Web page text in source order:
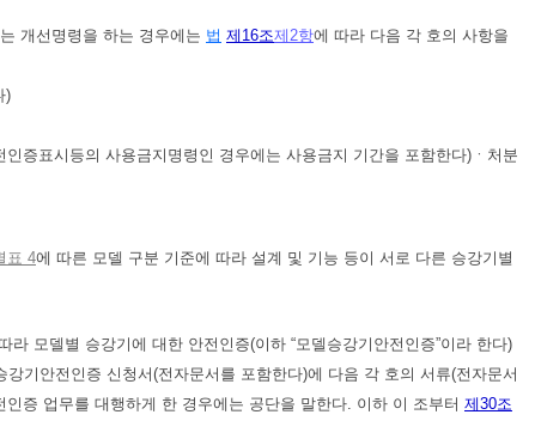
개선명령을 하는 경우에는 법 제16조제2항에 따라 다음 각 호의 사항을
)
증표시등의 사용금지명령인 경우에는 사용금지 기간을 포함한다)ㆍ처분
표 4에 따른 모델 구분 기준에 따라 설계 및 기능 등이 서로 다른 승강기별
라 모델별 승강기에 대한 안전인증(이하 “모델승강기안전인증”이라 한다)
강기안전인증 신청서(전자문서를 포함한다)에 다음 각 호의 서류(전자문서
인증 업무를 대행하게 한 경우에는 공단을 말한다. 이하 이 조부터 제30조